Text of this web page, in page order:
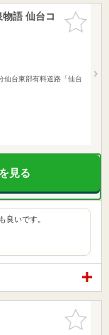
お気に入
りに追加
語 仙台コ
仙台東部有料道路「仙台
見る
良いです。
お気に入
りに追加